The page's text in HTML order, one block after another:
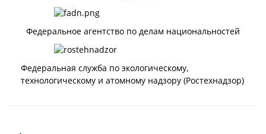
Федеральное агентство по делам национальностей
Федеральная служба по экологическому,
технологическому и атомному надзору (Ростехнадзор)